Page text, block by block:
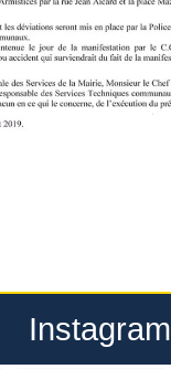
Instagram